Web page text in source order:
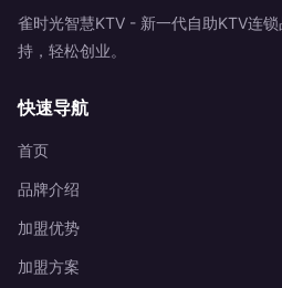
雀时光智慧KTV - 新一代自助KTV连
持，轻松创业。
快速导航
首页
品牌介绍
加盟优势
加盟方案